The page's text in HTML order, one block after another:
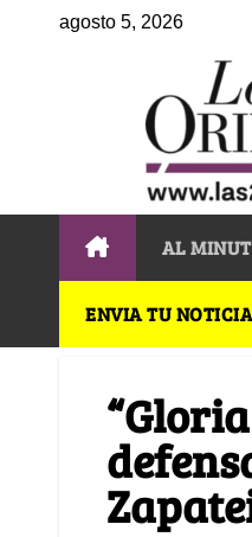
agosto 5, 2026
AL
ENVIA TU NOTICIA